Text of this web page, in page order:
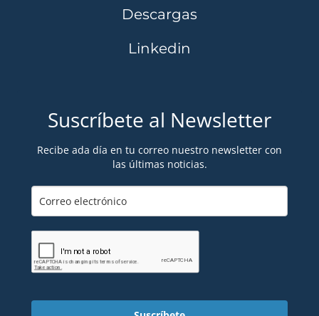
Descargas
Linkedin
Suscríbete al Newsletter
Recibe ada día en tu correo nuestro newsletter con
las últimas noticias.